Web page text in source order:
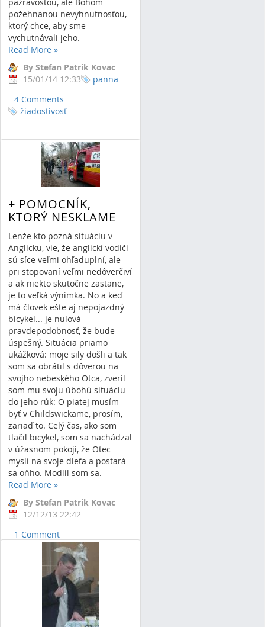
požehnanou nevyhnutnosťou,
ktorý chce, aby sme
vychutnávali jeho.
Read More »
By Stefan Patrik Kovac
15/01/14 12:33
4 Comments
panna
žiadostivosť
+ POMOCNÍK,
KTORÝ NESKLAME
Lenže kto pozná situáciu v
Anglicku, vie, že anglickí vodiči
sú síce veľmi ohľaduplní, ale
pri stopovaní veľmi nedôverčiví
a ak niekto skutočne zastane,
je to veľká výnimka. No a keď
má človek ešte aj nepojazdný
bicykel... je nulová
pravdepodobnosť, že bude
úspešný. Situácia priamo
ukážková: moje sily došli a tak
som sa obrátil s dôverou na
svojho nebeského Otca, zveril
som mu svoju úbohú situáciu
do jeho rúk: O piatej musím
byť v Childswickame, prosím,
zariaď to. Celý čas, ako som
tlačil bicykel, som sa nachádzal
v úžasnom pokoji, že Otec
myslí na svoje dieťa a postará
sa oňho. Modlil som sa.
Read More »
By Stefan Patrik Kovac
12/12/13 22:42
1 Comment